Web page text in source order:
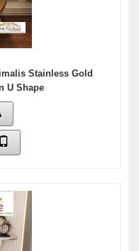
Stainless Gold
U Shape